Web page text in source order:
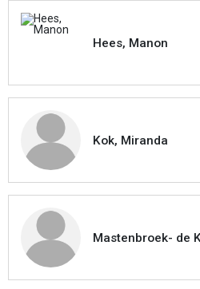
Hees, Manon
Kok, Miranda
Mastenbroek- de